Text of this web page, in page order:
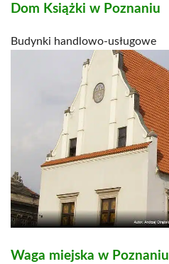
Dom Książki w Poznaniu
Budynki handlowo-usługowe
Waga miejska w Poznaniu